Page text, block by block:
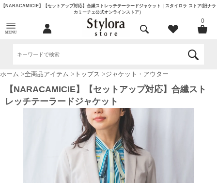
【NARACAMICIE】【セットアップ対応】合繊ストレッチテーラードジャケット｜スタイロラ ストア(旧ナラ
カミーチェ公式オンラインストア）
0
ホーム >全商品アイテム > トップス >ジャケット・アウター
【NARACAMICIE】【セットアップ対応】合繊スト
レッチテーラードジャケット